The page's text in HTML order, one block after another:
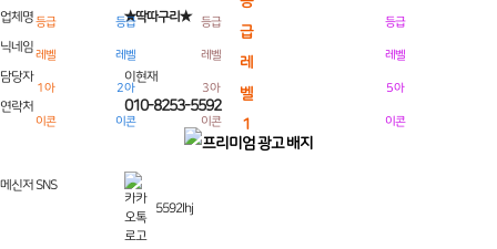
업체명
★딱따구리★
닉네임
담당자
이현재
연락처
010-8253-5592
메신저 SNS
5592lhj